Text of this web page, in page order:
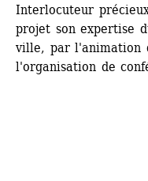
Interlocuteur
projet son expertise
ville, par l'animation
l'organisation de